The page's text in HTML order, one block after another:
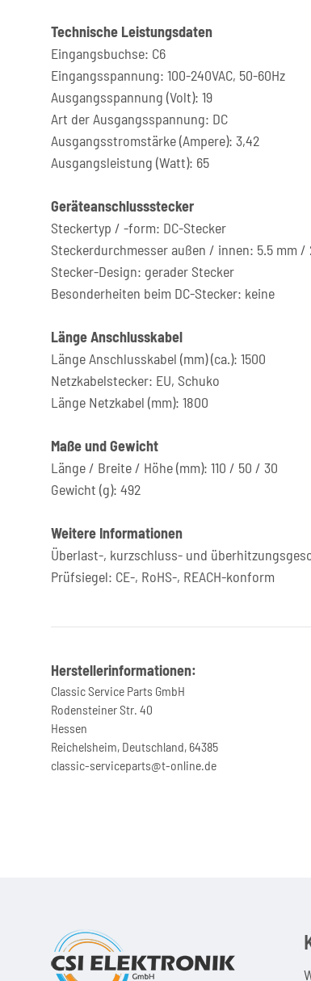
Technische Leistungsdaten
Eingangsbuchse: C6
Eingangsspannung: 100-240VAC, 50-60Hz
Ausgangsspannung (Volt): 19
Art der Ausgangsspannung: DC
Ausgangsstromstärke (Ampere): 3,42
Ausgangsleistung (Watt): 65
Geräteanschlussstecker
Steckertyp / -form: DC-Stecker
Steckerdurchmesser außen / innen: 5.5 mm /
Stecker-Design: gerader Stecker
Besonderheiten beim DC-Stecker: keine
Länge Anschlusskabel
Länge Anschlusskabel (mm) (ca.): 1500
Netzkabelstecker: EU, Schuko
Länge Netzkabel (mm): 1800
Maße und Gewicht
Länge / Breite / Höhe (mm): 110 / 50 / 30
Gewicht (g): 492
Weitere Informationen
Überlast-, kurzschluss- und
Prüfsiegel: CE-, RoHS-, REACH-konform
Herstellerinformationen:
Classic Service Parts GmbH
Rodensteiner Str. 40
Hessen
Reichelsheim, Deutschland, 64385
classic-serviceparts@t-online.de